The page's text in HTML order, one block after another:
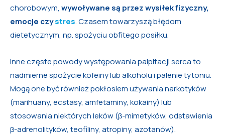
chorobowym, wywoływane są przez wysiłek fizyczny,
emocje czystres. Czasem towarzyszą błędom
dietetycznym, np. spożyciu obfitego posiłku.
Inne częste powody występowania palpitacji serca to
nadmierne spożycie kofeiny lub alkoholu i palenie tytoniu.
Mogą one być również pokłosiem używania narkotyków
(marihuany, ecstasy, amfetaminy, kokainy) lub
stosowania niektórych leków (β-mimetyków, odstawienia
β-adrenolityków, teofiliny, atropiny, azotanów).